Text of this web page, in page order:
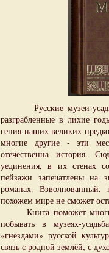
Русские музеи-
разграбленные в лихие
гения наших великих
многие другие - эти
отечественна история.
уединения, в их стенах
пейзажи запечатлены на
романах.
похожем мире не сможет
Книга поможет
побывать в музеях-
«гнёздами» русской
связь с родной землёй, с